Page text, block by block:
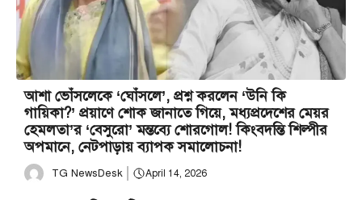
আশা ভোঁসলেকে ‘ঘোঁসলে’, প্রশ্ন করলেন ‘উনি কি
গায়িকা?’ প্রয়াণে শোক জানাতে গিয়ে, মধ্যপ্রদেশের মেয়র
হেমলতা’র ‘বেসুরো’ মন্তব্যে শোরগোল! কিংবদন্তি শিল্পীর
অপমানে, নেটপাড়ায় ব্যাপক সমালোচনা!
TG NewsDesk April 14, 2026